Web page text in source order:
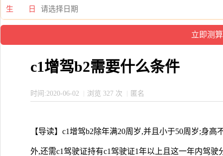
生 日
c1增驾b2需要什么条件
时间:2020-06-02 浏览 327 次 匿名
【导读】c1增驾b2除年满20周岁,并且小于50周岁;身
外,还需c1驾驶证持有c1驾驶证1年以上且这一年内驾